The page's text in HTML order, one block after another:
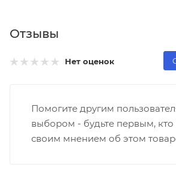
Отзывы
Нет оценок
Помогите другим
выбором - будьте первым, кто
своим мнением об этом